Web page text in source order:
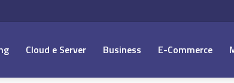
Cloud e Server Business E-Commerce